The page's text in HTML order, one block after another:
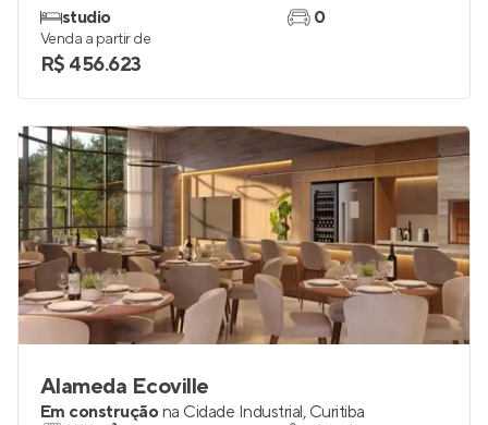
studio 0
Venda a partir de
R$ 456.623
Alameda Ecoville
Em construçãona Cidade Industrial, Curitiba